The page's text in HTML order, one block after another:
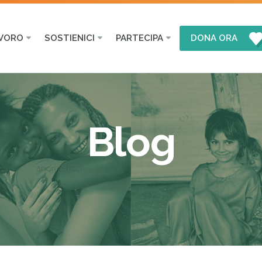
SOSTIENICI PARTECIPA DONA ORA
Blog
andrea ricci